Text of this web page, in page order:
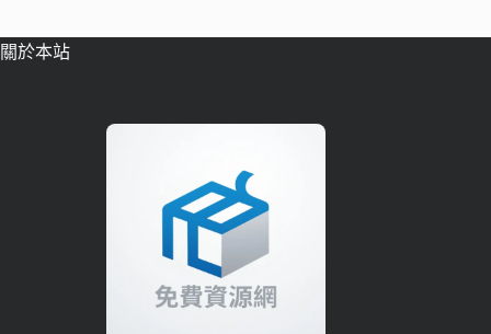
關於本站